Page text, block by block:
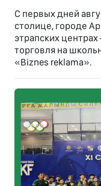
С первых дней
столице, городе
этрапских
торговля на
«Biznes reklama».